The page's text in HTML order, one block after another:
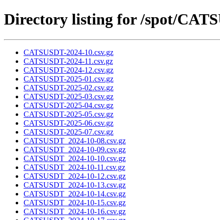
Directory listing for /spot/
CATSUSDT-2024-10.csv.gz
CATSUSDT-2024-11.csv.gz
CATSUSDT-2024-12.csv.gz
CATSUSDT-2025-01.csv.gz
CATSUSDT-2025-02.csv.gz
CATSUSDT-2025-03.csv.gz
CATSUSDT-2025-04.csv.gz
CATSUSDT-2025-05.csv.gz
CATSUSDT-2025-06.csv.gz
CATSUSDT-2025-07.csv.gz
CATSUSDT_2024-10-08.csv.gz
CATSUSDT_2024-10-09.csv.gz
CATSUSDT_2024-10-10.csv.gz
CATSUSDT_2024-10-11.csv.gz
CATSUSDT_2024-10-12.csv.gz
CATSUSDT_2024-10-13.csv.gz
CATSUSDT_2024-10-14.csv.gz
CATSUSDT_2024-10-15.csv.gz
CATSUSDT_2024-10-16.csv.gz